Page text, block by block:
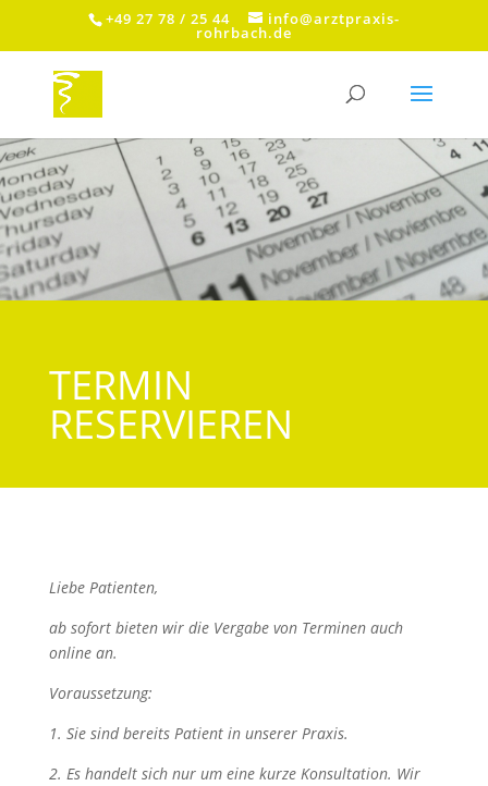
+49 27 78 / 25 44 info@arztpraxis-
rohrbach.de
TERMIN
RESERVIEREN
Liebe Patienten,
ab sofort bieten wir die Vergabe von Terminen auch
online an.
Voraussetzung:
1. Sie sind bereits Patient in unserer Praxis.
2. Es handelt sich nur um eine kurze Konsultation. Wir